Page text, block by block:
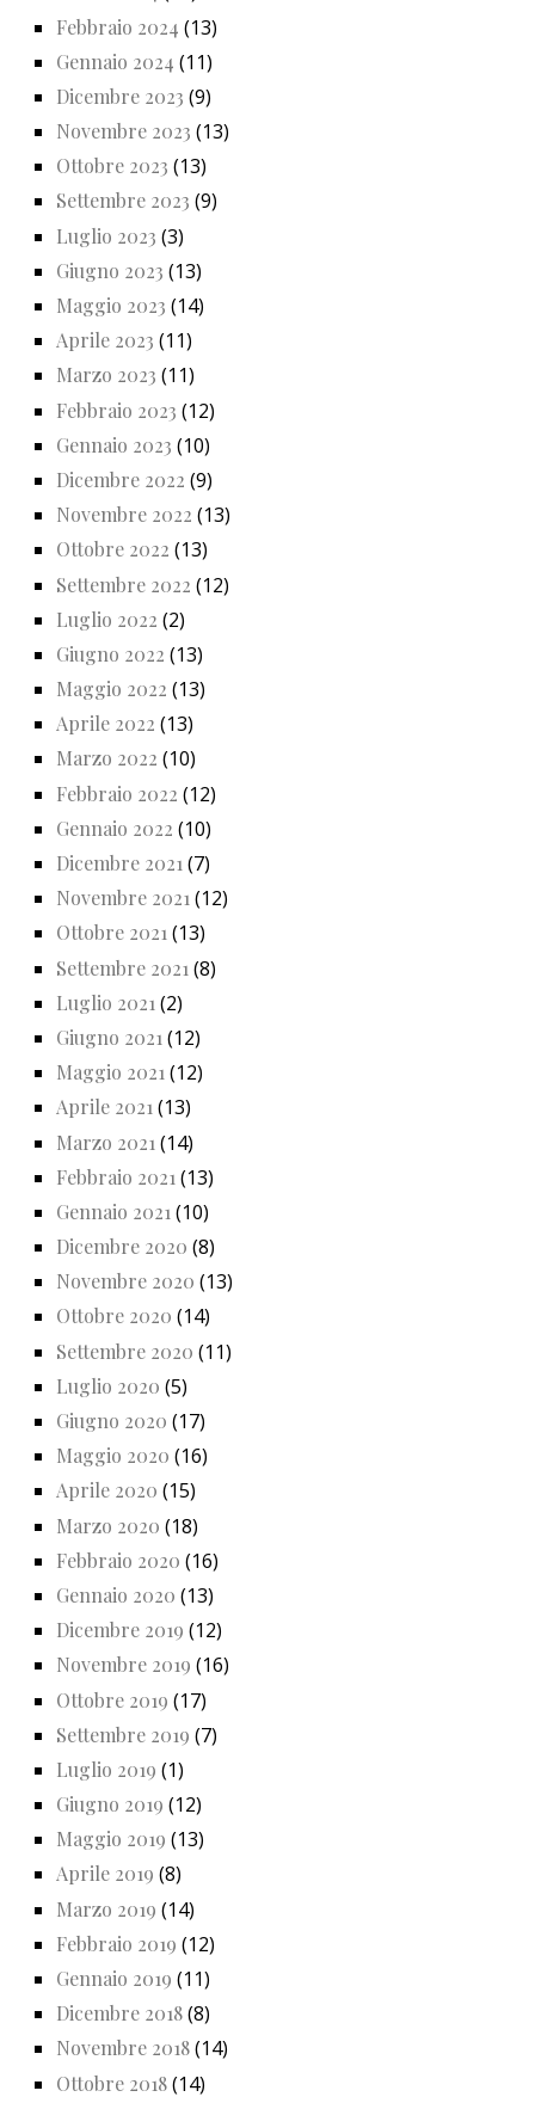
Febbraio 2024 (13)
Gennaio 2024 (11)
Dicembre 2023 (9)
Novembre 2023 (13)
Ottobre 2023 (13)
Settembre 2023 (9)
Luglio 2023 (3)
Giugno 2023 (13)
Maggio 2023 (14)
Aprile 2023 (11)
Marzo 2023 (11)
Febbraio 2023 (12)
Gennaio 2023 (10)
Dicembre 2022 (9)
Novembre 2022 (13)
Ottobre 2022 (13)
Settembre 2022 (12)
Luglio 2022 (2)
Giugno 2022 (13)
Maggio 2022 (13)
Aprile 2022 (13)
Marzo 2022 (10)
Febbraio 2022 (12)
Gennaio 2022 (10)
Dicembre 2021 (7)
Novembre 2021(12)
Ottobre 2021(13)
Settembre 2021 (8)
Luglio 2021 (2)
Giugno 2021 (12)
Maggio 2021 (12)
Aprile 2021(13)
Marzo 2021 (14)
Febbraio 2021 (13)
Gennaio 2021 (10)
Dicembre 2020 (8)
Novembre 2020 (13)
Ottobre 2020 (14)
Settembre 2020 (11)
Luglio 2020 (5)
Giugno 2020 (17)
Maggio 2020 (16)
Aprile 2020 (15)
Marzo 2020 (18)
Febbraio 2020 (16)
Gennaio 2020 (13)
Dicembre 2019 (12)
Novembre 2019 (16)
Ottobre 2019 (17)
Settembre 2019 (7)
Luglio 2019 (1)
Giugno 2019 (12)
Maggio 2019 (13)
Aprile 2019 (8)
Marzo 2019 (14)
Febbraio 2019 (12)
Gennaio 2019 (11)
Dicembre 2018(8)
Novembre 2018(14)
Ottobre 2018(14)